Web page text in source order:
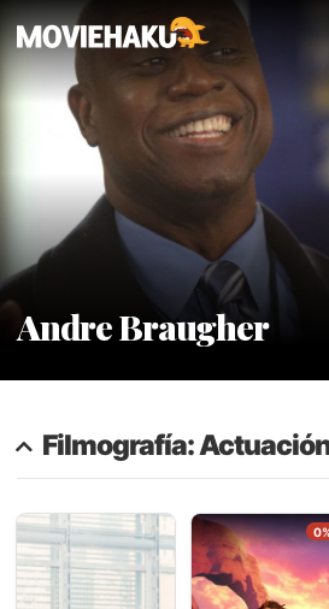
Andre Braugher
Filmografía: